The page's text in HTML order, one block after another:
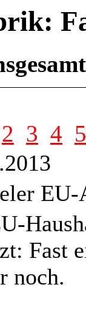
2 3 4 5
Fast
noch.